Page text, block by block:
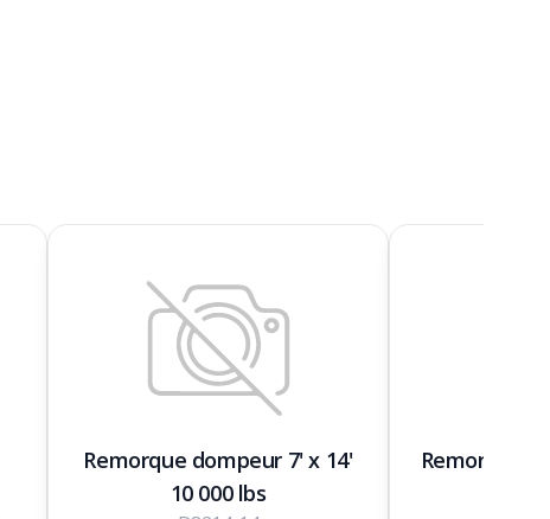
Remorque dompeur 7' x 14'
10 000 lbs
Remorque